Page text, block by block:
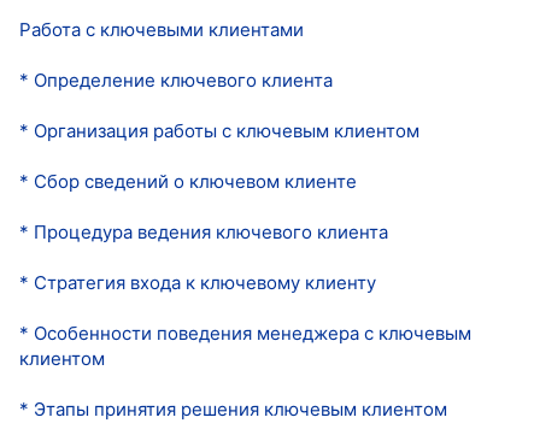
Работа с ключевыми клиентами
* Определение ключевого клиента
* Организация работы с ключевым клиентом
* Сбор сведений о ключевом клиенте
* Процедура ведения ключевого клиента
* Стратегия входа к ключевому клиенту
* Особенности поведения менеджера с ключевым
клиентом
* Этапы принятия решения ключевым клиентом